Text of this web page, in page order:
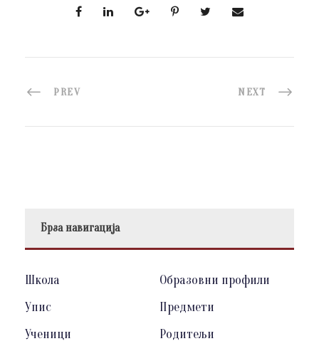
PREV NEXT
Брза навигација
Школа
Образовни профили
Упис
Предмети
Ученици
Родитељи